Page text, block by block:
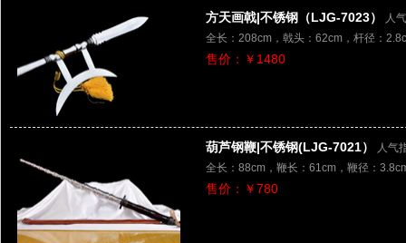
方天画戟|不锈钢（LJG-7023）
人
全长：208cm，戟头：62cm，杆径：
售价：￥1480
葫芦钢鞭|不锈钢(LJG-7021）
人气
全长：88cm，鞭长：61cm，鞭径：
售价：￥780